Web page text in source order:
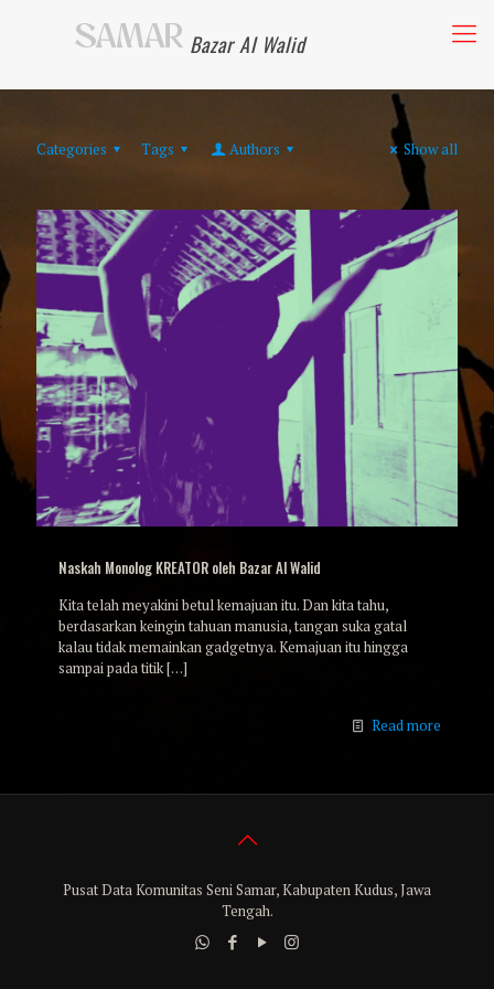
Bazar Al Walid
Categories Tags Authors Show all
Naskah Monolog KREATOR oleh Bazar Al Walid
Kita telah meyakini betul kemajuan itu. Dan kita tahu,
berdasarkan keingin tahuan manusia, tangan suka gatal
kalau tidak memainkan gadgetnya. Kemajuan itu hingga
sampai pada titik[…]
Read more
Pusat Data Komunitas Seni Samar, Kabupaten Kudus, Jawa
Tengah.